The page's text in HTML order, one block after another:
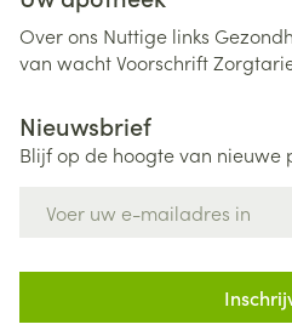
Over ons Nuttige links
van wachtVoorschrift
Nieuwsbrief
Blijf op de hoogte van nieuwe